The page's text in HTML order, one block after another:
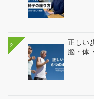
2
正しい
脳・体